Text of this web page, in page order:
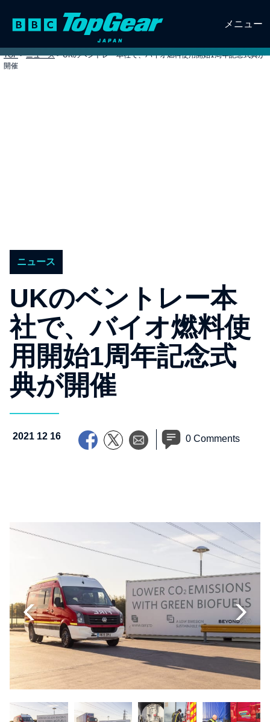
メニュー
TOP > ニュース > UKのベントレー本社で、バイオ燃料使用開始1周年記念式典が
開催
ニュース
UKのベントレー本
社で、バイオ燃料使
用開始1周年記念式
典が開催
2021 12 16 0 Comments